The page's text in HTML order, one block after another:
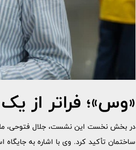
«وس»؛ فراتر از
در بخش نخست این نشست، جلال فتوحی،
ساختمان تأکید کرد. وی با اشاره به